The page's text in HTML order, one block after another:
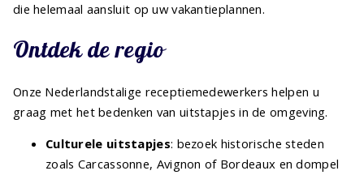
die helemaal aansluit op uw vakantieplannen.
Ontdek de regio
Onze Nederlandstalige receptiemedewerkers helpen u
graag met het bedenken van uitstapjes in de omgeving.
Culturele uitstapjes: bezoek historische steden
zoals Carcassonne, Avignon of Bordeaux en dompel